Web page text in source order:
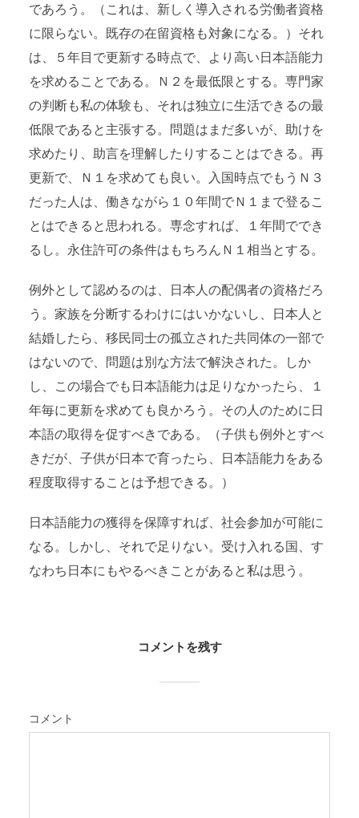
であろう。（これは、新しく導入される労働者資格
に限らない。既存の在留資格も対象になる。）それ
は、５年目で更新する時点で、より高い日本語能力
を求めることである。Ｎ２を最低限とする。専門家
の判断も私の体験も、それは独立に生活できるの最
低限であると主張する。問題はまだ多いが、助けを
求めたり、助言を理解したりすることはできる。再
更新で、Ｎ１を求めても良い。入国時点でもうＮ３
だった人は、働きながら１０年間でＮ１まで登るこ
とはできると思われる。専念すれば、１年間ででき
るし。永住許可の条件はもちろんＮ１相当とする。
例外として認めるのは、日本人の配偶者の資格だろ
う。家族を分断するわけにはいかないし、日本人と
結婚したら、移民同士の孤立された共同体の一部で
はないので、問題は別な方法で解決された。しか
し、この場合でも日本語能力は足りなかったら、１
年毎に更新を求めても良かろう。その人のために日
本語の取得を促すべきである。（子供も例外とすべ
きだが、子供が日本で育ったら、日本語能力をある
程度取得することは予想できる。）
日本語能力の獲得を保障すれば、社会参加が可能に
なる。しかし、それで足りない。受け入れる国、す
なわち日本にもやるべきことがあると私は思う。
コメントを残す
コメント